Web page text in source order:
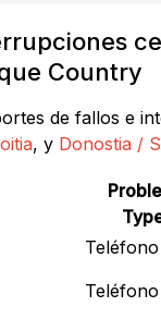
Country
de fallos e
, y Donostia /
Teléfono
Teléfono